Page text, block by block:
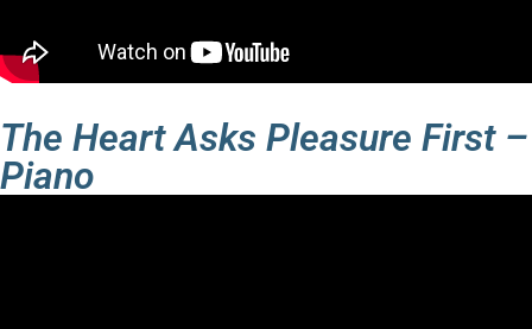
The Heart Asks Pleasure First –
Piano